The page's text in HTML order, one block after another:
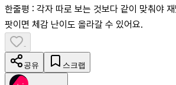
한줄평 : 각자 따로 보는 것보다 같이 맞춰야
팟이면 체감 난이도 올라갈 수 있어요.
-
공유 스크랩